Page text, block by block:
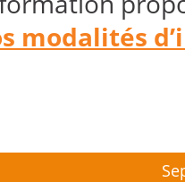
modalités